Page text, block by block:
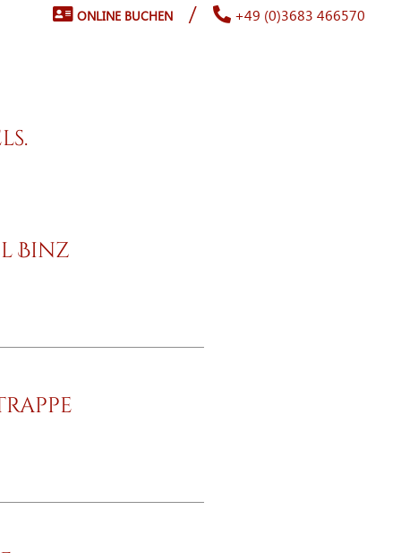
ONLINE BUCHEN / +49 (0)3683 466570
Binz